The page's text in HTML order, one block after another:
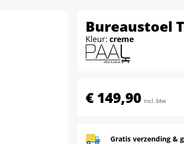
Bureaustoel
Kleur: creme
€ 149,90 incl. btw
Gratis verzending &